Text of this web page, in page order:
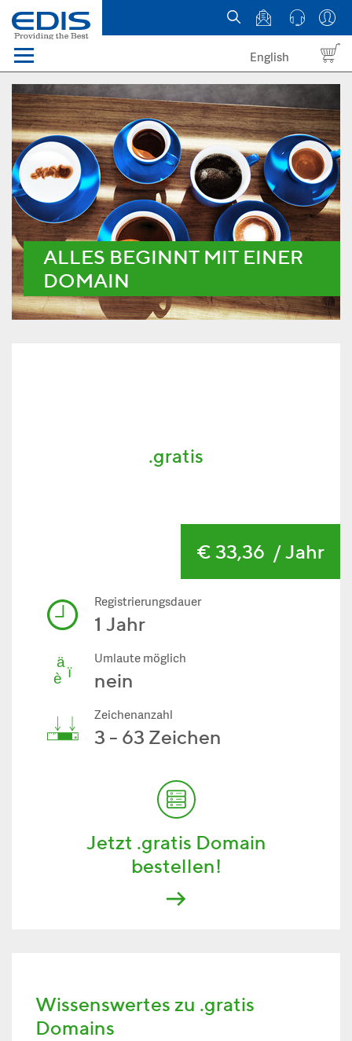
Menü
Domains
Webhosting Österreich
News
über EDIS
English
ALLES BEGINNT MIT EINER
DOMAIN
.gratis
€ 33,36 / Jahr
Registrierungsdauer
1 Jahr
Umlaute möglich
nein
Zeichenanzahl
3 - 63 Zeichen
Jetzt .gratis Domain
bestellen!
Wissenswertes zu .gratis
Domains